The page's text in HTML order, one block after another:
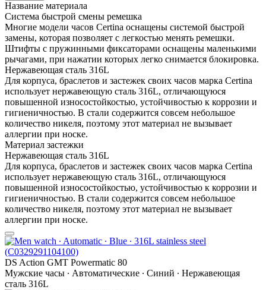
Название материала
Система быстрой смены ремешка
Многие модели часов Certina оснащены системой быстрой
замены, которая позволяет с легкостью менять ремешки.
Штифты с пружинными фиксаторами оснащены маленькими
рычагами, при нажатии которых легко снимается блокировка.
Нержавеющая сталь 316L
Для корпуса, браслетов и застежек своих часов марка Certina
использует нержавеющую сталь 316L, отличающуюся
повышенной износостойкостью, устойчивостью к коррозии и
гигиеничностью. В стали содержится совсем небольшое
количество никеля, поэтому этот материал не вызывает
аллергии при носке.
Материал застежки
Нержавеющая сталь 316L
Для корпуса, браслетов и застежек своих часов марка Certina
использует нержавеющую сталь 316L, отличающуюся
повышенной износостойкостью, устойчивостью к коррозии и
гигиеничностью. В стали содержится совсем небольшое
количество никеля, поэтому этот материал не вызывает
аллергии при носке.
DS Action GMT Powermatic 80
Мужские часы ∙ Автоматические ∙ Синий ∙ Нержавеющая
сталь 316L